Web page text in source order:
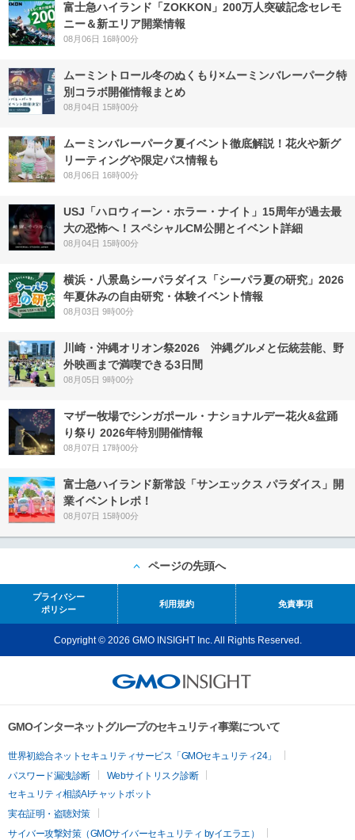
富士急ハイランド「ZOKKON」200万人突破記念セレモ
ニー＆新エリア開業情報
08月06日 16時00分
ムーミントロール冬のぬくもり×ムーミンバレーパーク特
別コラボ開催情報まとめ
08月04日 15時00分
ムーミンバレーパーク夏イベント徹底解説！花火や新グ
リーティングや限定パス情報も
08月06日 16時00分
USJ「ハロウィーン・ホラー・ナイト」15周年が過去最
大の恐怖へ！スペシャルCM公開とイベント詳細
08月04日 15時00分
横浜・八景島シーパラダイス「シーパラ夏の研究」2026
年夏休みの自由研究・体験イベント情報
08月03日 9時00分
川崎・沖縄オリオン祭2026 沖縄グルメと伝統芸能、野
外映画まで満喫できる3日間
08月05日 9時00分
マザー牧場でシンガポール・ナショナルデー花火&盆踊
り祭り 2026年特別開催情報
08月07日 17時00分
富士急ハイランド新常設「サンエックス パラダイス」開
業イベントレポ！
08月07日 15時00分
ページの先頭へ
プライバシー
ポリシー
利用規約 免責事項
Copyright © 2026 GMO INSIGHT Inc. All Rights Reserved.
GMOインターネットグループのセキュリティ事業について
世界初総合ネットセキュリティサービス「GMOセキュリティ24」
パスワード漏洩診断
Webサイトリスク診断
セキュリティ相談AIチャットボット
実在証明・盗聴対策
サイバー攻撃対策（GMOサイバーセキュリティ byイエラエ）